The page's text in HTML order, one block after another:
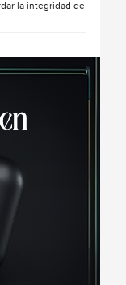
la integridad de